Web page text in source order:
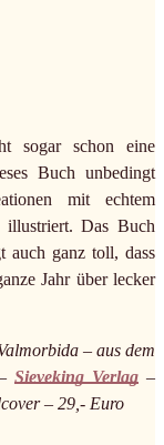
sogar schon eine
Buch unbedingt
mit echtem
illustriert. Das Buch
auch ganz toll, dass
Jahr über lecker
– aus dem
Sieveking Verlag –
– 29,- Euro